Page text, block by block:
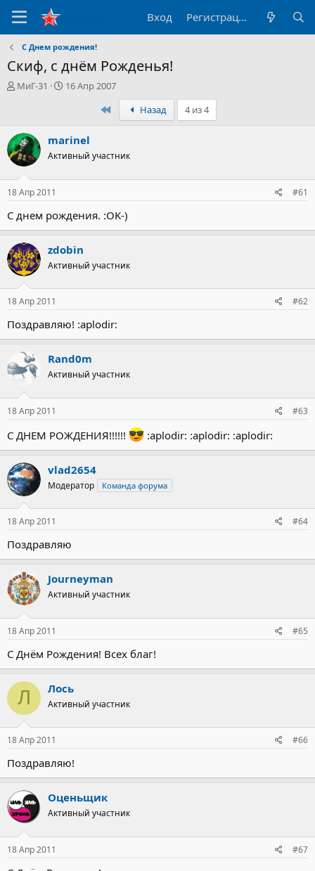
Вход Регистрация
С Днем рождения!
Скиф, с днём Рожденья!
А
р
т
е
м
ы
МиГ-31
Д
н
а
ч
16 Апр 2007
ПервыйНазад 4 из 4
marinel
Активный участник
18 Апр 2011 #61
С днем рождения. :OK-)
zdobin
Активный участник
18 Апр 2011 #62
Поздравляю! :aplodir:
Rand0m
Активный участник
18 Апр 2011 #63
С ДНЕМ РОЖДЕНИЯ!!!!!! :aplodir: :aplodir: :aplodir:
vlad2654
Модератор Команда форума
18 Апр 2011 #64
Поздравляю
Journeyman
Активный участник
18 Апр 2011 #65
С Днём Рождения! Всех благ!
Л Лось
Активный участник
18 Апр 2011 #66
Поздравляю!
Оценьщик
Активный участник
18 Апр 2011 #67